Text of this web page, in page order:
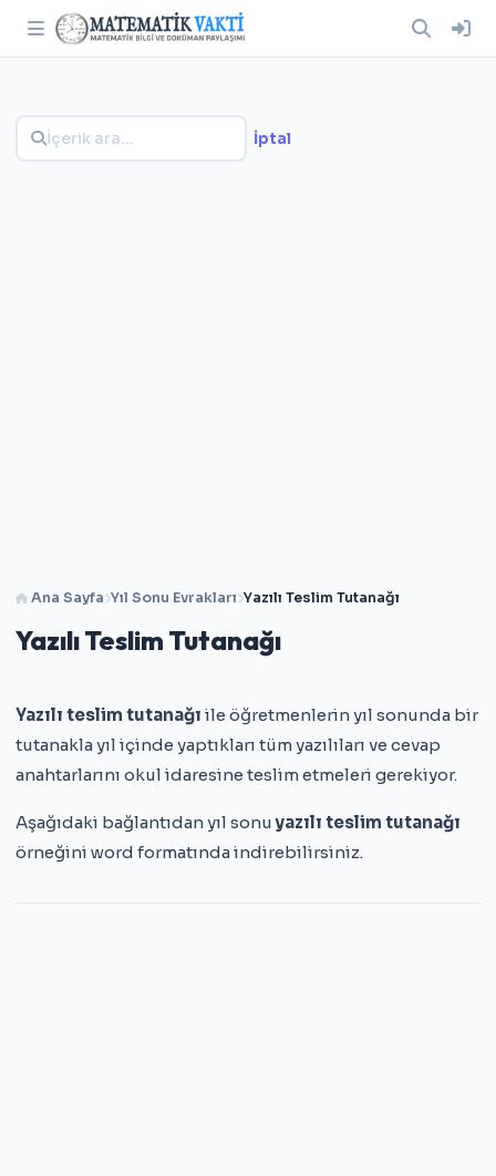
Ana Sayfa Yıl Sonu Evrakları Yazılı Teslim Tutanağı
Yazılı Teslim Tutanağı
Yazılı teslim tutanağı ile öğretmenlerin yıl sonunda bir
tutanakla yıl içinde yaptıkları tüm yazılıları ve cevap
anahtarlarını okul idaresine teslim etmeleri gerekiyor.
Aşağıdaki bağlantıdan yıl sonuyazılı teslim tutanağı
örneğini word formatında indirebilirsiniz.
İptal